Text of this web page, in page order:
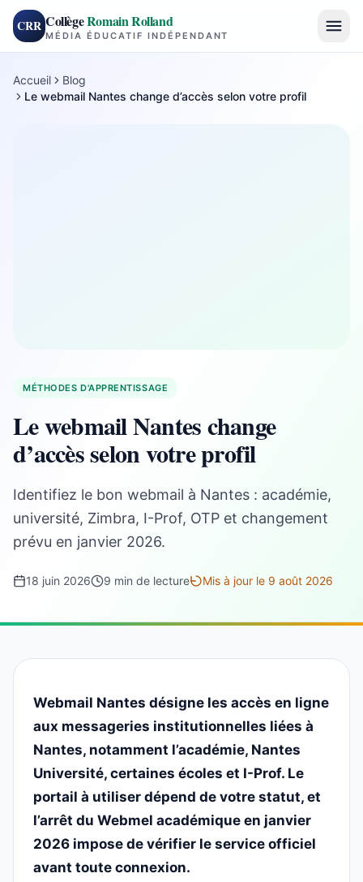
CRR CollègeRomain Rolland
MÉDIA ÉDUCATIF INDÉPENDANT
Accueil
Blog
Le webmail Nantes change d’accès selon votre profil
MÉTHODES D'APPRENTISSAGE
Le webmail Nantes change
d’accès selon votre profil
Identifiez le bon webmail à Nantes : académie,
université, Zimbra, I-Prof, OTP et changement
prévu en janvier 2026.
18 juin 2026 9 min de lecture Mis à jour le 9 août 2026
Webmail Nantes désigne les accès en ligne
aux messageries institutionnelles liées à
Nantes, notamment l’académie, Nantes
Université, certaines écoles et I-Prof. Le
portail à utiliser dépend de votre statut, et
l’arrêt du Webmel académique en janvier
2026 impose de vérifier le service officiel
avant toute connexion.